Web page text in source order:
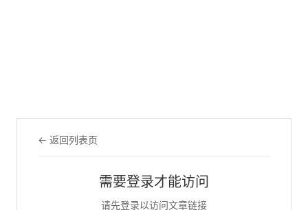
← 返回列表页
需要登录才能访问
请先登录以访问文章链接